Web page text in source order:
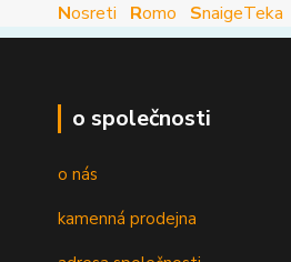
Nosreti Romo SnaigeTeka
o společnosti
o nás
kamenná prodejna